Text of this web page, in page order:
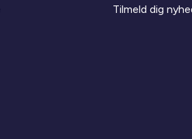
Tilmeld dig